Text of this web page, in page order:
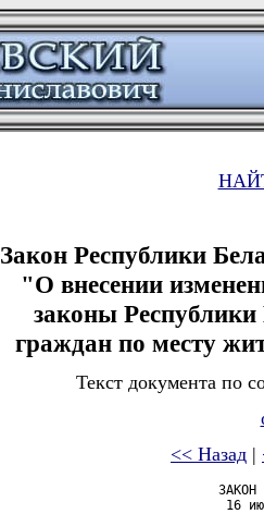
Закон Республики
"О внесении
законы Республики
граждан по месту
Текст документа по
<< Назад |
ЗАКОН
16